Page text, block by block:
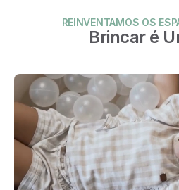
REINVENTAMOS OS
Brincar é